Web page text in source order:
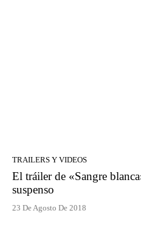
TRAILERS Y VIDEOS
El tráiler de «Sangre
suspenso
23 De Agosto De 2018